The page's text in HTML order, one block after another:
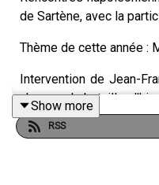
de Sartène, avec la
Thème de cette année :
Intervention de Jean-
champs de bataille,
Show more
RSS